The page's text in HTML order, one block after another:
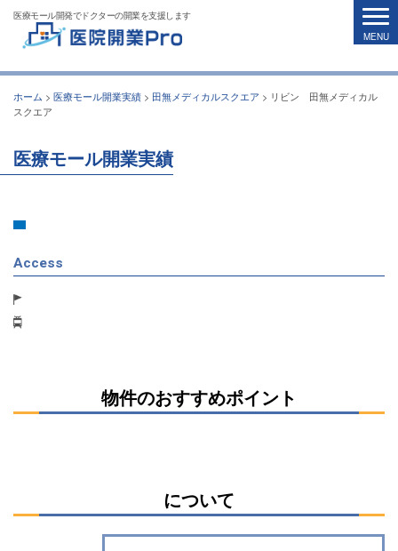
医療モール開発でドクターの開業を支援します
ホーム > 医療モール開業実績 > 田無メディカルスクエア > リビン 田無メディカル
スクエア
医療モール開業実績
Access
物件のおすすめポイント
について